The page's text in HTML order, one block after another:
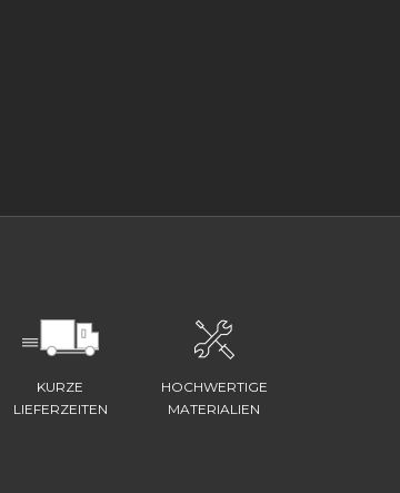
KURZE
LIEFERZEITEN
HOCHWERTIGE
MATERIALIEN